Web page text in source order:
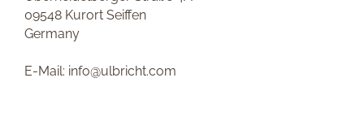
09548 Kurort Seiffen
Germany
E-Mail: info@ulbricht.com